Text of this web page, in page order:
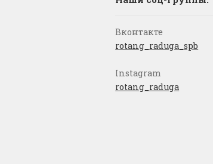
Вконтакте
rotang_raduga_spb
Instagram
rotang_raduga